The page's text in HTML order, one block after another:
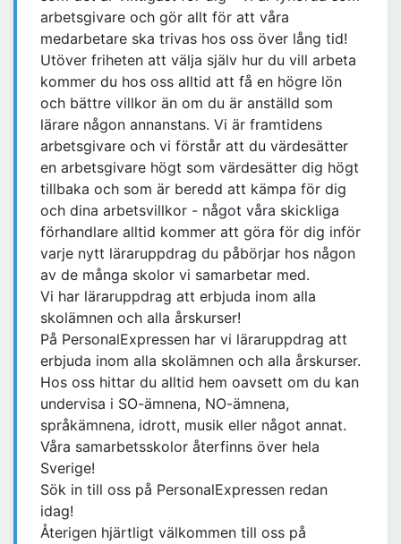
arbetsgivare och gör allt för att våra
medarbetare ska trivas hos oss över lång tid!
Utöver friheten att välja själv hur du vill arbeta
kommer du hos oss alltid att få en högre lön
och bättre villkor än om du är anställd som
lärare någon annanstans. Vi är framtidens
arbetsgivare och vi förstår att du värdesätter
en arbetsgivare högt som värdesätter dig högt
tillbaka och som är beredd att kämpa för dig
och dina arbetsvillkor - något våra skickliga
förhandlare alltid kommer att göra för dig inför
varje nytt läraruppdrag du påbörjar hos någon
av de många skolor vi samarbetar med.
Vi har läraruppdrag att erbjuda inom alla
skolämnen och alla årskurser!
På PersonalExpressen har vi läraruppdrag att
erbjuda inom alla skolämnen och alla årskurser.
Hos oss hittar du alltid hem oavsett om du kan
undervisa i SO-ämnena, NO-ämnena,
språkämnena, idrott, musik eller något annat.
Våra samarbetsskolor återfinns över hela
Sverige!
Sök in till oss på PersonalExpressen redan
idag!
Återigen hjärtligt välkommen till oss på